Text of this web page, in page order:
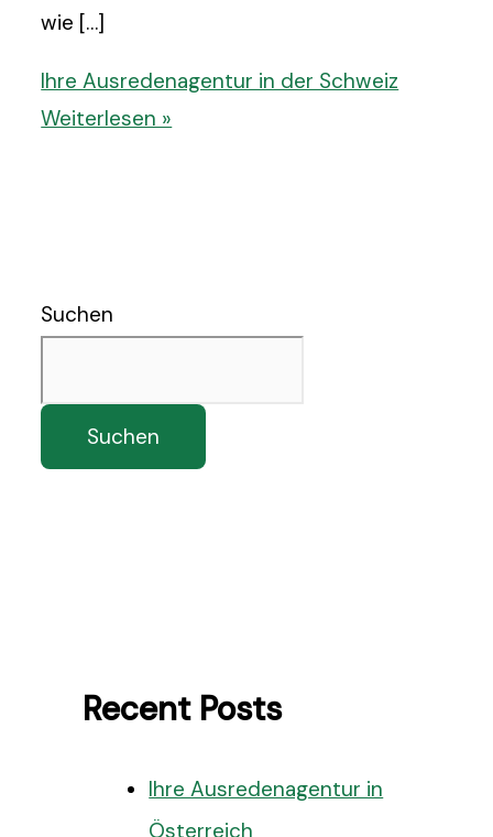
wie […]
Ihre Ausredenagentur in der Schweiz
Weiterlesen »
Suchen
Suchen
Recent Posts
Ihre Ausredenagentur in
Österreich